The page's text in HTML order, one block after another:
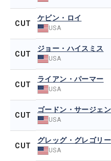
CUT
ケビン・ロイ
USA
CUT
ジョー・ハイスミス
USA
CUT
ライアン・パーマー
USA
CUT
ゴードン・サージェ
USA
CUT
グレッグ・グレゴリー
USA